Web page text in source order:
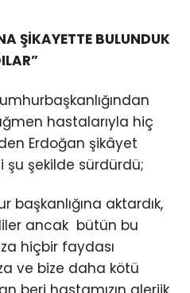
ŞİKAYETTE BULUNDUK
hastalarıyla hiç
Erdoğan şikâyet
şekilde sürdürdü;
başkanlığına aktardık,
ancak bütün bu
hiçbir faydası
ve bize daha kötü